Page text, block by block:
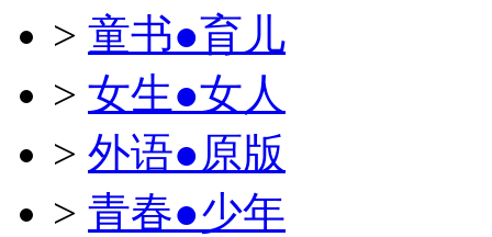
> 童书●育儿
> 女生●女人
> 外语●原版
> 青春●少年